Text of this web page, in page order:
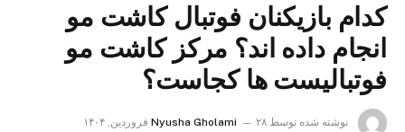
کدام بازیکنان فوتبال کاشت مو
انجام داده اند؟ مرکز کاشت مو
فوتبالیست ها کجاست؟
نوشته شده توسط Nyusha Gholami
۲۸ فروردین, ۱۴۰۴